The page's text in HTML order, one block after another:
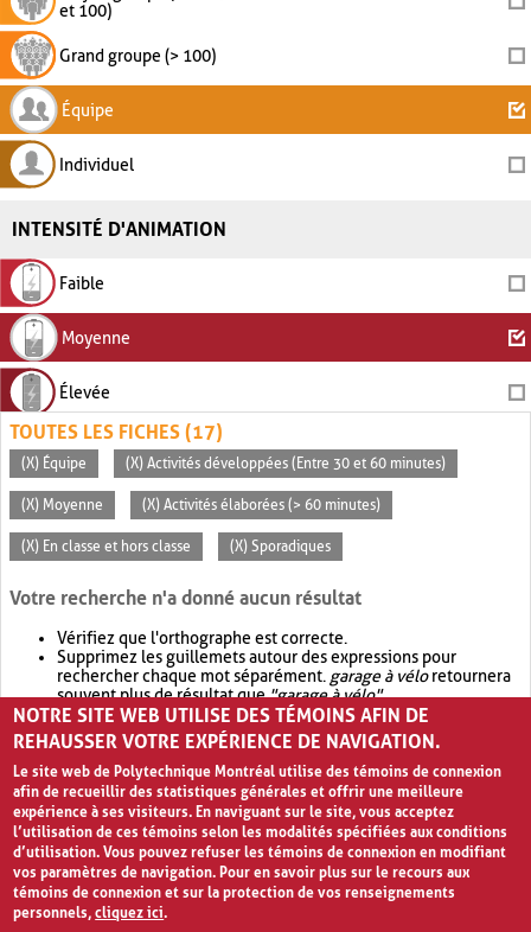
et 100)
Grand groupe (> 100)
Équipe
Individuel
INTENSITÉ D'ANIMATION
Faible
Moyenne
Élevée
TOUTES LES FICHES (17)
(X) Équipe (X) Activités développées (Entre 30 et 60 minutes)
(X) Moyenne (X) Activités élaborées (> 60 minutes)
(X) En classe et hors classe (X) Sporadiques
Votre recherche n'a donné aucun résultat
Vérifiez que l'orthographe est correcte.
Supprimez les guillemets autour des expressions pour
rechercher chaque mot séparément. garage à véloretournera
souvent plus de résultat que"garage à vélo".
Envisagez d'élargir votre recherche avec OR.garage OR vélo
retournera souvent plus de résultat quegarage à vélo
NOTRE SITE WEB UTILISE DES TÉMOINS AFIN DE
REHAUSSER VOTRE EXPÉRIENCE DE NAVIGATION.
Le site web de Polytechnique Montréal utilise des témoins de connexion
afin de recueillir des statistiques générales et offrir une meilleure
expérience à ses visiteurs. En naviguant sur le site, vous acceptez
l’utilisation de ces témoins selon les modalités spécifiées aux conditions
d’utilisation. Vous pouvez refuser les témoins de connexion en modifiant
vos paramètres de navigation. Pour en savoir plus sur le recours aux
témoins de connexion et sur la protection de vos renseignements
personnels,cliquez ici.